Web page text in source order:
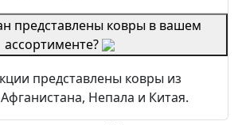
представлены ковры в вашем
ассортименте?
представлены ковры из
Непала и Китая.